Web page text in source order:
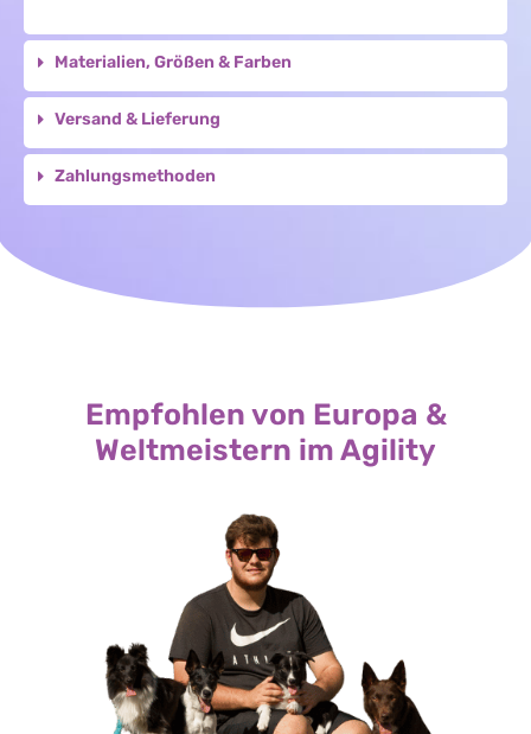
Materialien, Größen & Farben
Versand & Lieferung
Zahlungsmethoden
Empfohlen von Europa &
Weltmeistern im Agility